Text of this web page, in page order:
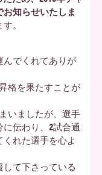
知らせいたしま
。
んでくれてありが
格を果たすことが
いましたが、選手
伝わり、2試合通
れた選手を心よ
て下さっている